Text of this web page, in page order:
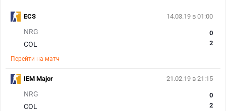
14.03.19 в 01:00
NRG
COL
0
2
Перейти на матч
ECS
21.02.19 в 21:15
NRG
COL
0
2
IEM Major